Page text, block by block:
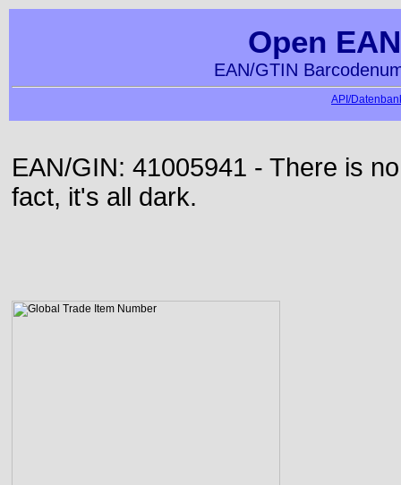
Open
EAN/GTIN
API/
EAN/GIN: 41005941 - There is
fact, it's all dark.